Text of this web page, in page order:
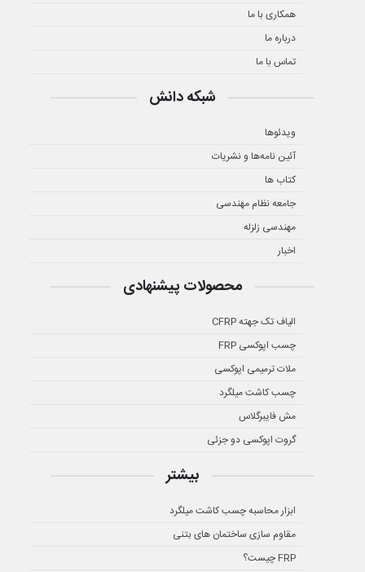
همکاری با ما
درباره ما
تماس با ما
شبکه دانش
ویدئوها
آئین نامه‌ها و نشریات
کتاب ها
جامعه نظام مهندسی
مهندسی زلزله
اخبار
محصولات پیشنهادی
الیاف تک جهته CFRP
چسب اپوکسی FRP
ملات ترمیمی اپوکسی
چسب کاشت میلگرد
مش فایبرگلاس
گروت اپوکسی دو جزئی
بیشتر
ابزار محاسبه چسب کاشت میلگرد
مقاوم سازی ساختمان های بتنی
FRP چیست؟